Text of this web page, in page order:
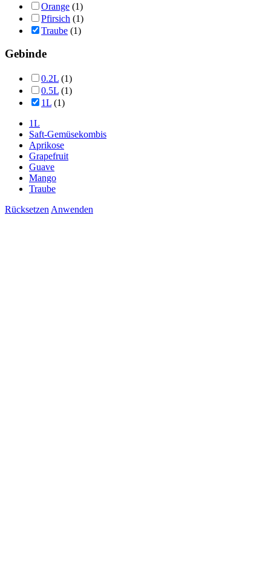
Orange (1)
Pfirsich (1)
Traube (1)
Gebinde
0.2L (1)
0.5L (1)
1L (1)
1L
Saft-Gemüsekombis
Aprikose
Grapefruit
Guave
Mango
Traube
Rücksetzen Anwenden